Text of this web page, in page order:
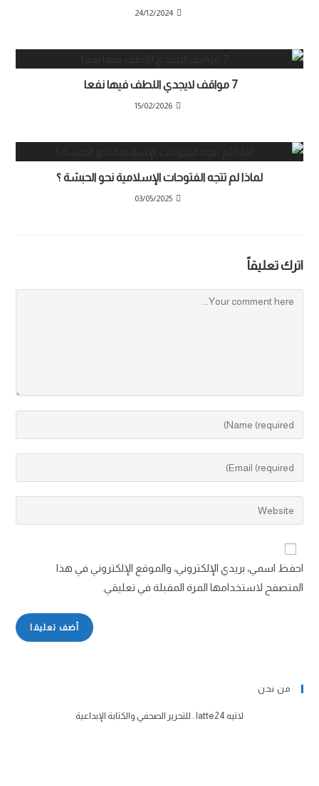
24/12/2024
7 مواقف لايجدي اللطف فيها نفعا
15/02/2026
لماذا لم تتجه الفتوحات الإسلامية نحو الحبشة ؟
03/05/2025
اترك تعليقاً
احفظ اسمي، بريدي الإلكتروني، والموقع الإلكتروني في هذا
المتصفح لاستخدامها المرة المقبلة في تعليقي.
من نحن
لاتيه latte24 . للتحرير الصحفي والكتابة الإبداعية